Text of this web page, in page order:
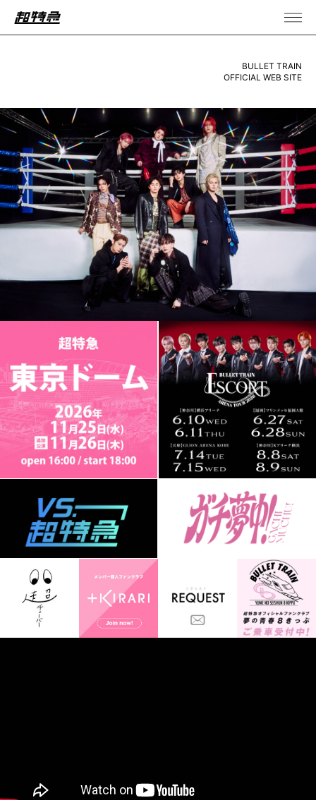
BULLET TRAIN
OFFICIAL WEB SITE